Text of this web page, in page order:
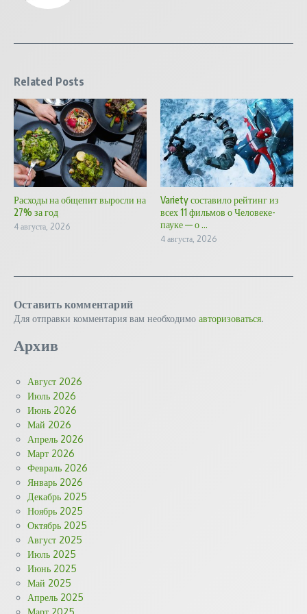
Related Posts
Расходы на общепит выросли на
27% за год
4 августа, 2026
Variety составило рейтинг из
всех 11 фильмов о Человеке-
пауке — о ...
4 августа, 2026
Оставить комментарий
Для отправки комментария вам необходимо авторизоваться.
Архив
Август 2026
Июль 2026
Июнь 2026
Май 2026
Апрель 2026
Март 2026
Февраль 2026
Январь 2026
Декабрь 2025
Ноябрь 2025
Октябрь 2025
Август 2025
Июль 2025
Июнь 2025
Май 2025
Апрель 2025